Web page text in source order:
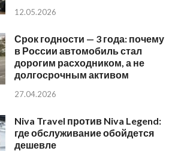
12.05.2026
Срок годности — 3 года: почему
в России автомобиль стал
дорогим расходником, а не
долгосрочным активом
27.04.2026
Niva Travel против Niva Legend:
где обслуживание обойдется
дешевле